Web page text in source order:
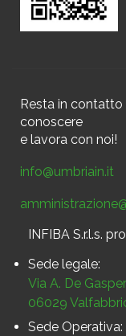
Resta in contatto
conoscere
e lavora con noi!
info@umbriain.it
INFIBA S.r.l.s.
Sede legale:
Via A. De
06029
Sede Operativa: